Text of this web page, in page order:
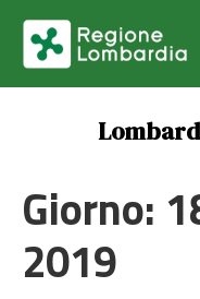
Giorno:
2019